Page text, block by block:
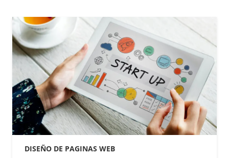
DISEÑO DE PAGINAS WEB